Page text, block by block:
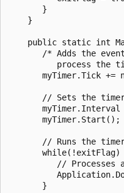
       }
    }
public static int
/* Adds the
process the
myTimer.Tick +=
// Sets the
myTimer.Interval
       myTimer.Start();
// Runs the
while(!exitFlag)
// Processes
       }